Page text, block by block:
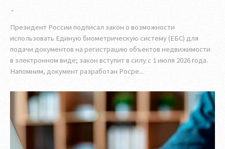
Президент России подписал закон о возможности
использовать Единую биометрическую систему (ЕБС) для
подачи документов на регистрацию объектов недвижимости
в электронном виде; закон вступит в силу с 1 июля 2026 года.
Напомним, документ разработан Росре...